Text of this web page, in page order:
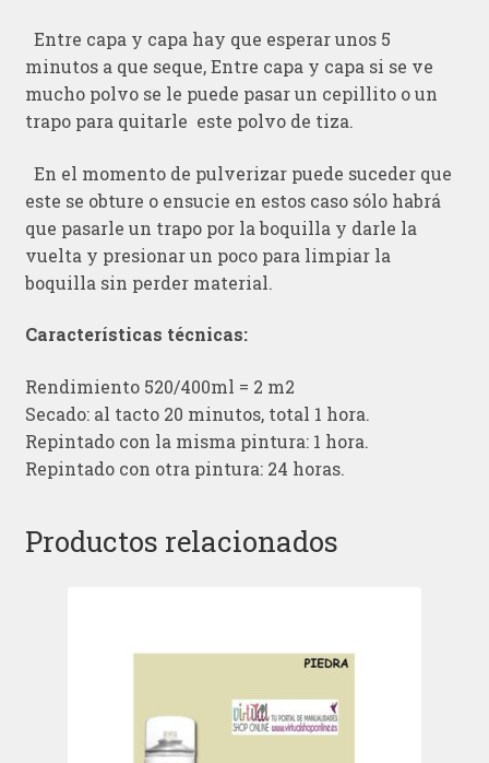
Entre capa y capa hay que esperar unos 5
minutos a que seque, Entre capa y capa si se ve
mucho polvo se le puede pasar un cepillito o un
trapo para quitarle este polvo de tiza.
En el momento de pulverizar puede suceder que
este se obture o ensucie en estos caso sólo habrá
que pasarle un trapo por la boquilla y darle la
vuelta y presionar un poco para limpiar la
boquilla sin perder material.
Características técnicas:
Rendimiento 520/400ml = 2 m2
Secado: al tacto 20 minutos, total 1 hora.
Repintado con la misma pintura: 1 hora.
Repintado con otra pintura: 24 horas.
Productos relacionados